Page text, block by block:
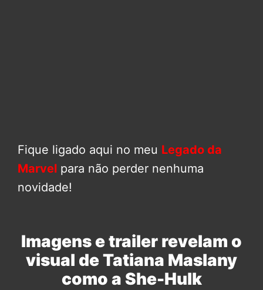
Fique ligado aqui no meu Legado da
Marvel para não perder nenhuma
novidade!
Imagens e trailer revelam o
visual de Tatiana Maslany
como a She-Hulk